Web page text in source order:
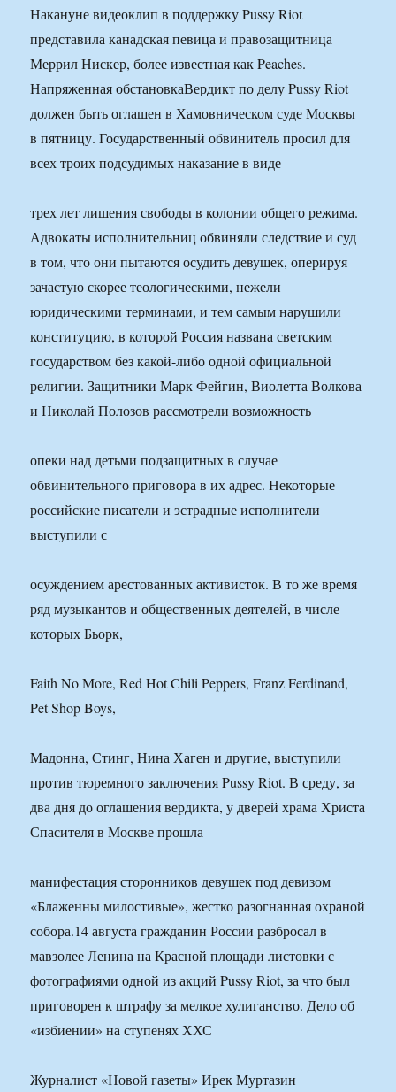
Накануне видеоклип в поддержку Pussy Riot
представила канадская певица и правозащитница
Меррил Нискер, более известная как Peaches.
Напряженная обстановкаВердикт по делу Pussy Riot
должен быть оглашен в Хамовническом суде Москвы
в пятницу. Государственный обвинитель просил для
всех троих подсудимых наказание в виде
трех лет лишения свободы в колонии общего режима.
Адвокаты исполнительниц обвиняли следствие и суд
в том, что они пытаются осудить девушек, оперируя
зачастую скорее теологическими, нежели
юридическими терминами, и тем самым нарушили
конституцию, в которой Россия названа светским
государством без какой-либо одной официальной
религии. Защитники Марк Фейгин, Виолетта Волкова
и Николай Полозов рассмотрели возможность
опеки над детьми подзащитных в случае
обвинительного приговора в их адрес. Некоторые
российские писатели и эстрадные исполнители
выступили с
осуждением арестованных активисток. В то же время
ряд музыкантов и общественных деятелей, в числе
которых Бьорк,
Faith No More, Red Hot Chili Peppers, Franz Ferdinand,
Pet Shop Boys,
Мадонна, Стинг, Нина Хаген и другие, выступили
против тюремного заключения Pussy Riot. В среду, за
два дня до оглашения вердикта, у дверей храма Христа
Спасителя в Москве прошла
манифестация сторонников девушек под девизом
«Блаженны милостивые», жестко разогнанная охраной
собора.14 августа гражданин России разбросал в
мавзолее Ленина на Красной площади листовки с
фотографиями одной из акций Pussy Riot, за что был
приговорен к штрафу за мелкое хулиганство. Дело об
«избиении» на ступенях ХХС
Журналист «Новой газеты» Ирек Муртазин